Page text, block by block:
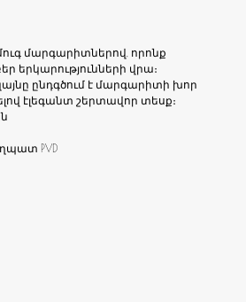
մարգարիտներով, որոնք
երկարությունների վրա։
ընդգծում է մարգարիտի խոր
էլեգանտ շերտավոր տեսք։
PVD